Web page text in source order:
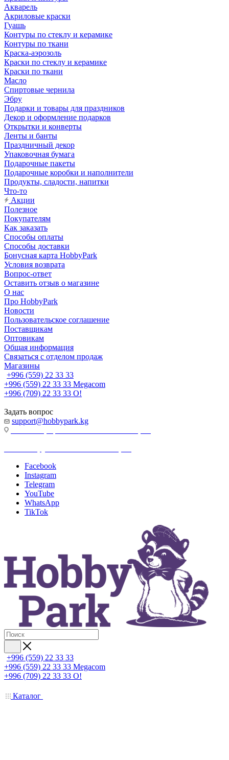
Акварель
Акриловые краски
Гуашь
Контуры по стеклу и керамике
Контуры по ткани
Краска-аэрозоль
Краски по стеклу и керамике
Краски по ткани
Масло
Спиртовые чернила
Эбру
Подарки и товары для праздников
Декор и оформление подарков
Открытки и конверты
Ленты и банты
Праздничный декор
Упаковочная бумага
Подарочные пакеты
Подарочные коробки и наполнители
Продукты, сладости, напитки
Что-то
Акции
Полезное
Покупателям
Как заказать
Способы оплаты
Способы доставки
Бонусная карта HobbyPark
Условия возврата
Вопрос-ответ
Оставить отзыв о магазине
О нас
Про HobbyPark
Новости
Пользовательское соглашение
Поставщикам
Оптовикам
Общая информация
Связаться с отделом продаж
Магазины
+996 (559) 22 33 33
+996 (559) 22 33 33 Megacom
+996 (709) 22 33 33 O!
Задать вопрос
support@hobbypark.kg
Facebook
Instagram
Telegram
YouTube
WhatsApp
TikTok
+996 (559) 22 33 33
+996 (559) 22 33 33 Megacom
+996 (709) 22 33 33 O!
Каталог